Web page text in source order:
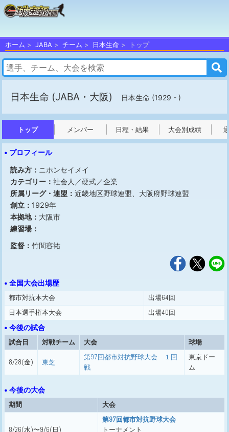
ホーム JABA チーム 日本生命 トップ
日本生命 (JABA・大阪) 日本生命 (1929 - )
トップ メンバー 日程・結果 大会別成績
• プロフィール
読み方： ニホンセイメイ
カテゴリー： 社会人／硬式／企業
所属リーグ・連盟： 近畿地区野球連盟、大阪府野球連盟
創立： 1929年
本拠地： 大阪市
練習場：
監督： 竹間容祐
• 全国大会出場歴
都市対抗本大会
出場64回
日本選手権本大会
出場40回
• 今後の試合
試合日
対戦チーム 大会 球場
8/28(金) 東芝
第97回都市対抗野球大会 １回
戦
東京ドー
ム
• 今後の大会
期間
大会
8/26(水)〜9/6(日)
第97回都市対抗野球大会
トーナメント